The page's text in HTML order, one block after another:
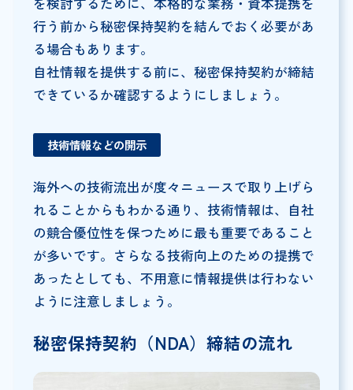
行う前から秘密保持契約を結んでおく必要があ
る場合もあります。
自社情報を提供する前に、秘密保持契約が締結
できているか確認するようにしましょう。
技術情報などの開示
海外への技術流出が度々ニュースで取り上げら
れることからもわかる通り、技術情報は、自社
の競合優位性を保つために最も重要であること
が多いです。さらなる技術向上のための提携で
あったとしても、不用意に情報提供は行わない
ように注意しましょう。
秘密保持契約（NDA）締結の流れ